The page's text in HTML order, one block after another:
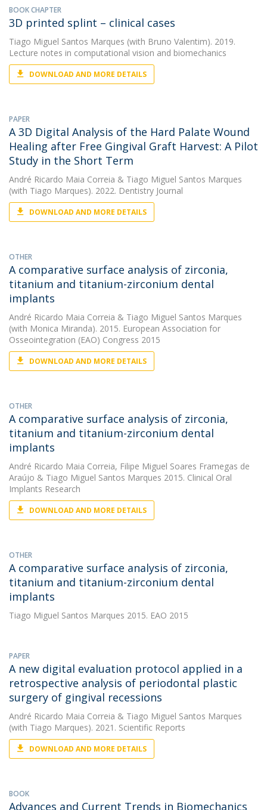
BOOK CHAPTER
3D printed splint – clinical cases
Tiago Miguel Santos Marques (with Bruno Valentim). 2019.
Lecture notes in computational vision and biomechanics
DOWNLOAD AND MORE DETAILS
PAPER
A 3D Digital Analysis of the Hard Palate Wound
Healing after Free Gingival Graft Harvest: A Pilot
Study in the Short Term
André Ricardo Maia Correia & Tiago Miguel Santos Marques
(with Tiago Marques). 2022. Dentistry Journal
DOWNLOAD AND MORE DETAILS
OTHER
A comparative surface analysis of zirconia,
titanium and titanium-zirconium dental
implants
André Ricardo Maia Correia & Tiago Miguel Santos Marques
(with Monica Miranda). 2015. European Association for
Osseointegration (EAO) Congress 2015
DOWNLOAD AND MORE DETAILS
OTHER
A comparative surface analysis of zirconia,
titanium and titanium-zirconium dental
implants
André Ricardo Maia Correia, Filipe Miguel Soares Framegas de
Araújo & Tiago Miguel Santos Marques 2015. Clinical Oral
Implants Research
DOWNLOAD AND MORE DETAILS
OTHER
A comparative surface analysis of zirconia,
titanium and titanium-zirconium dental
implants
Tiago Miguel Santos Marques 2015. EAO 2015
PAPER
A new digital evaluation protocol applied in a
retrospective analysis of periodontal plastic
surgery of gingival recessions
André Ricardo Maia Correia & Tiago Miguel Santos Marques
(with Tiago Marques). 2021. Scientific Reports
DOWNLOAD AND MORE DETAILS
BOOK
Advances and Current Trends in Biomechanics